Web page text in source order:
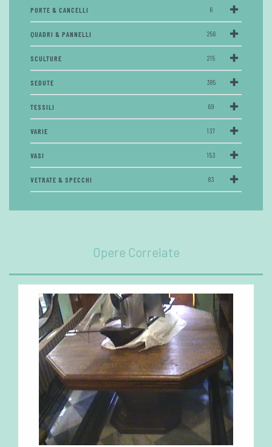
PORTE & CANCELLI 6
QUADRI & PANNELLI 256
SCULTURE 215
SEDUTE 385
TESSILI 69
VARIE 137
VASI 153
VETRATE & SPECCHI 83
Opere Correlate